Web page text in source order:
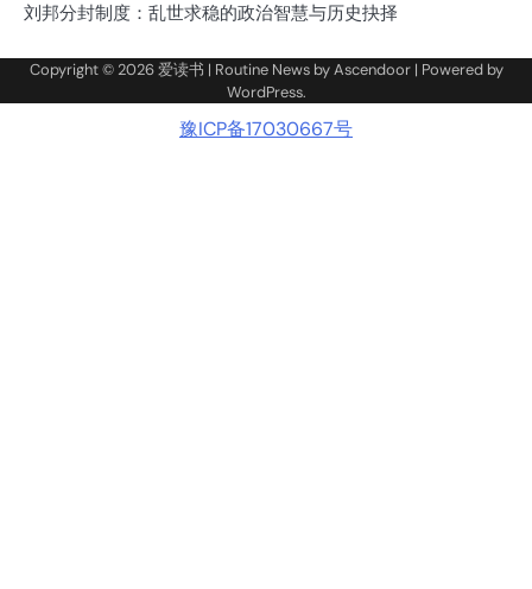
刘邦分封制度：乱世求稳的政治智慧与历史抉择
Copyright © 2026爱读书 | Routine News byAscendoor| Powered by
WordPress.
豫ICP备17030667号